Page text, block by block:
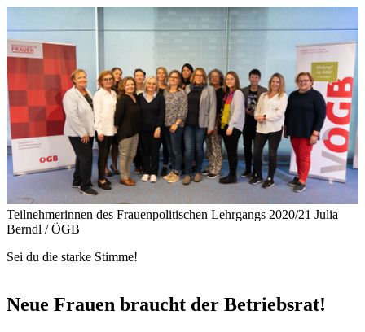
Teilnehmerinnen des Frauenpolitischen Lehrgangs 2020/21 Julia
Berndl / ÖGB
Sei du die starke Stimme!
Neue Frauen braucht der Betriebsrat!